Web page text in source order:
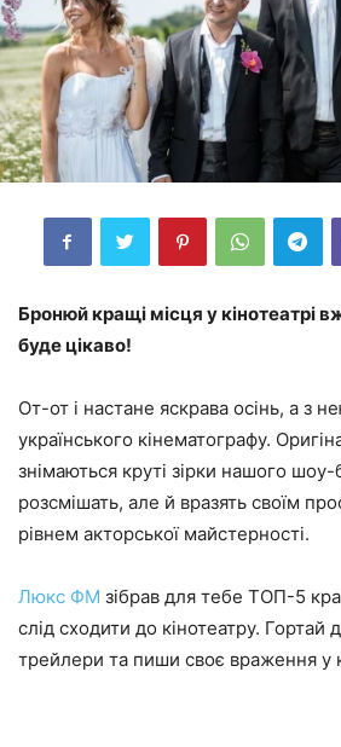
Бронюй кращі місця у кінотеатрі
буде цікаво!
От-от і настане яскрава осінь, а з
українського кінематографу.
знімаються круті зірки нашого
розсмішать, але й вразять своїм
рівнем акторської майстерності.
Люкс ФМ зібрав для тебе ТОП-5
слід сходити до кінотеатру. Гортай
трейлери та пиши своє враження у